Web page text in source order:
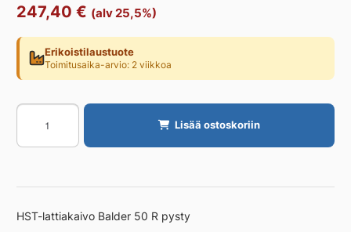
247,40 € (alv 25,5%)
Erikoistilaustuote
Toimitusaika-arvio: 2 viikkoa
Lattiakaivo
PURUS
Balder
R
Lisää ostoskoriin
HST-lattiakaivo Balder 50 R pysty